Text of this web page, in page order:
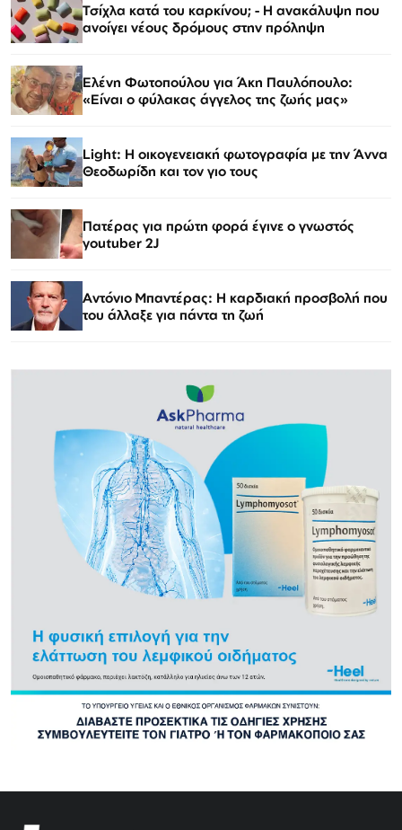
Τσίχλα κατά του καρκίνου; - Η ανακάλυψη που
ανοίγει νέους δρόμους στην πρόληψη
Ελένη Φωτοπούλου για Άκη Παυλόπουλο:
«Είναι ο φύλακας άγγελος της ζωής μας»
Light: Η οικογενειακή φωτογραφία με την Άννα
Θεοδωρίδη και τον γιο τους
Πατέρας για πρώτη φορά έγινε ο γνωστός
youtuber 2J
Αντόνιο Μπαντέρας: Η καρδιακή προσβολή που
του άλλαξε για πάντα τη ζωή